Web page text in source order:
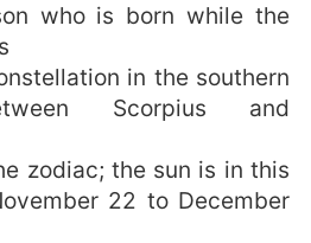
who is born while the
in the southern
Scorpius and
zodiac; the sun is in this
22 to December